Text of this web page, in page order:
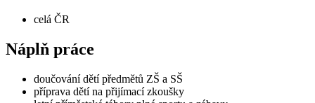
celá ČR
Náplň práce
doučování dětí předmětů ZŠ a SŠ
příprava dětí na přijímací zkoušky